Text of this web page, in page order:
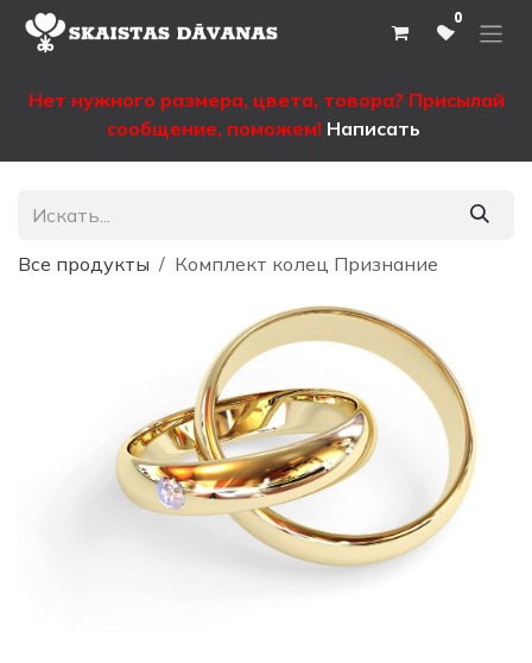
Перейти к содержимому 0
Нет нужного размера, цвета, товора? Присылай
сообщение, поможем! Написать
Все продукты Комплект колец Признание